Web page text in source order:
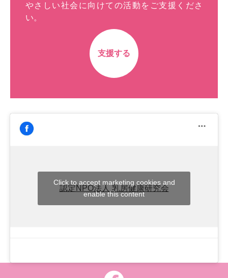
やさしい社会に向けての活動をご支援くださ
い。
支援する
認定NPO法人 乳房健康研究会
Click to accept marketing cookies and
enable this content